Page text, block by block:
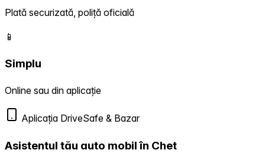
Plată securizată, poliță oficială
📱
Simplu
Online sau din aplicație
Aplicația DriveSafe & Bazar
Asistentul tău auto mobil în Chet